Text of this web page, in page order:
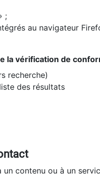
;
au navigateur
la vérification de
recherche)
des résultats
un contenu ou à un